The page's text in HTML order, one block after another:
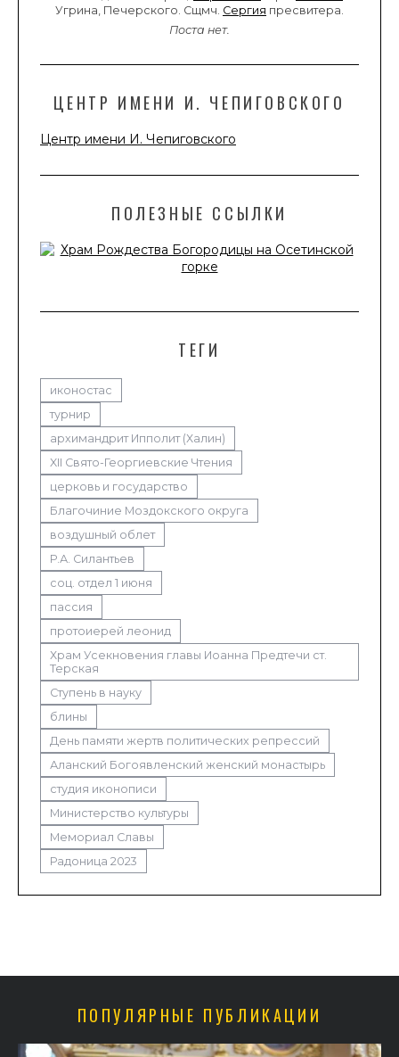
Угрина, Печерского. Сщмч. Сергия пресвитера.
Поста нет.
ЦЕНТР ИМЕНИ И. ЧЕПИГОВСКОГО
Центр имени И. Чепиговского
ПОЛЕЗНЫЕ ССЫЛКИ
ТЕГИ
иконостас
турнир
архимандрит Ипполит (Халин)
XII Свято-Георгиевские Чтения
церковь и государство
Благочиние Моздокского округа
воздушный облет
Р.А. Силантьев
соц. отдел 1 июня
пассия
протоиерей леонид
Храм Усекновения главы Иоанна Предтечи ст.
Терская
Ступень в науку
блины
День памяти жертв политических репрессий
Аланский Богоявленский женский монастырь
студия иконописи
Министерство культуры
Мемориал Славы
Радоница 2023
ПОПУЛЯРНЫЕ ПУБЛИКАЦИИ